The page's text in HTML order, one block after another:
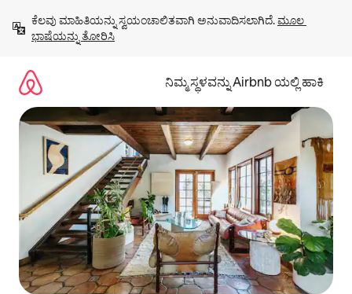
ಹೋಗಿ
ಕೆಲವು ಮಾಹಿತಿಯನ್ನು ಸ್ವಯಂಚಾಲಿತವಾಗಿ ಅನುವಾದಿಸಲಾಗಿದೆ. ಮೂಲ
ಭಾಷೆಯನ್ನು ತೋರಿಸಿ
ನಿಮ್ಮ ಸ್ಥಳವನ್ನು Airbnb ಯಲ್ಲಿ ಹಾಕಿ